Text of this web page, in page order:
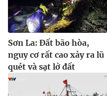
Sơn La: Đất bão hòa,
nguy cơ rất cao xảy ra lũ
quét và sạt lở đất